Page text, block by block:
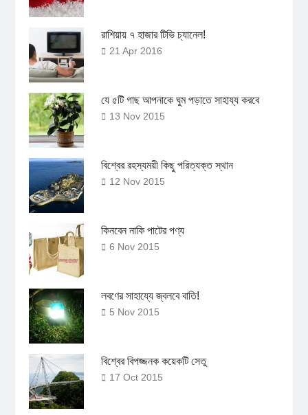
রাশিয়ায় ৭ হাজার টিভি চ্যানেল!
21 Apr 2016
যে ৫টি গাছ আপনাকে ঘুম পড়াতে সাহায্য করবে
13 Nov 2015
বিশ্বের রহস্যময়ী কিছু পরিত্যক্ত স্থান
12 Nov 2015
কিনবেন নাকি পাটের পণ্য
6 Nov 2015
লবণের সাহায্যে জ্বলবে বাতি!
5 Nov 2015
বিশ্বের বিপজ্জনক কয়েকটি সেতু
17 Oct 2015